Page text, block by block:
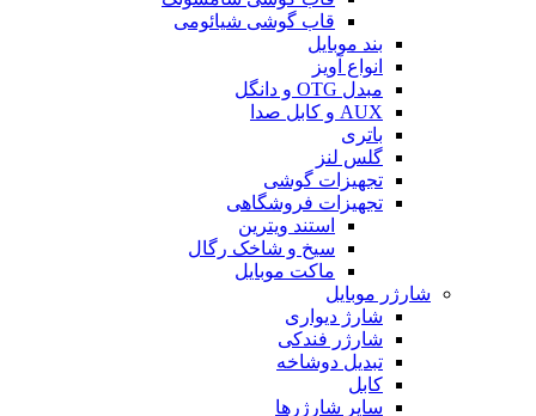
قاب گوشی شیائومی
بند موبایل
انواع آویز
مبدل OTG و دانگل
AUX و کابل صدا
باتری
گلس لنز
تجهیزات گوشی
تجهیزات فروشگاهی
استند ویترین
سیخ و شاخک رگال
ماکت موبایل
شارژر موبایل
شارژ دیواری
شارژر فندکی
تبدیل دوشاخه
کابل
سایر شارژرها